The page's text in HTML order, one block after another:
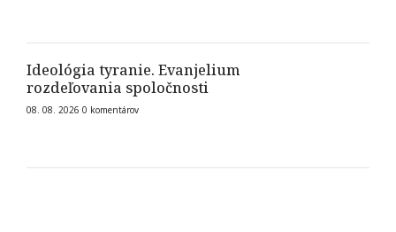
Ideológia tyranie. Evanjelium
rozdeľovania spoločnosti
08. 08. 2026 0 komentárov